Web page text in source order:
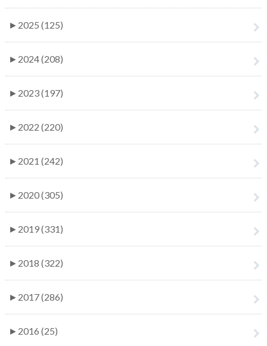
► 2025 (125)
► 2024 (208)
► 2023 (197)
► 2022 (220)
► 2021 (242)
► 2020 (305)
► 2019 (331)
► 2018 (322)
► 2017 (286)
► 2016 (25)